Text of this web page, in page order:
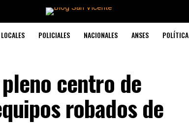
LOCALES POLICIALES NACIONALES ANSES POLÍTICA
centro de
robados de